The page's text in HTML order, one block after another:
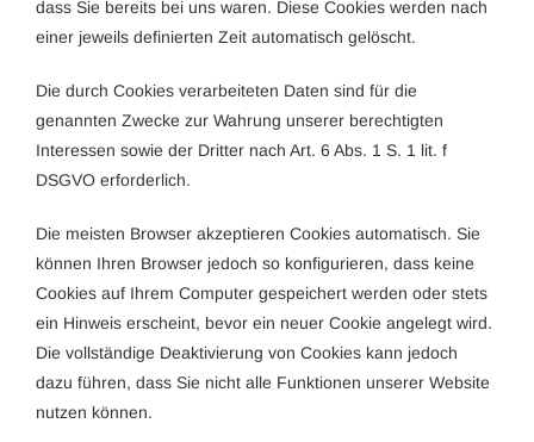
dass Sie bereits bei uns waren. Diese Cookies werden nach
einer jeweils definierten Zeit automatisch gelöscht.
Die durch Cookies verarbeiteten Daten sind für die
genannten Zwecke zur Wahrung unserer berechtigten
Interessen sowie der Dritter nach Art. 6 Abs. 1 S. 1 lit. f
DSGVO erforderlich.
Die meisten Browser akzeptieren Cookies automatisch. Sie
können Ihren Browser jedoch so konfigurieren, dass keine
Cookies auf Ihrem Computer gespeichert werden oder stets
ein Hinweis erscheint, bevor ein neuer Cookie angelegt wird.
Die vollständige Deaktivierung von Cookies kann jedoch
dazu führen, dass Sie nicht alle Funktionen unserer Website
nutzen können.